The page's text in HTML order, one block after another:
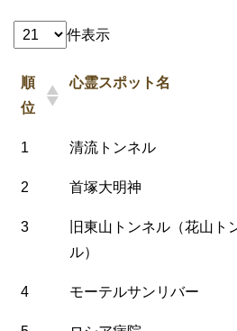
件表示
順
位
心霊スポット名
1 清流トンネル
2 首塚大明神
3
旧東山トンネル（花山ト
ル）
4 モーテルサンリバー